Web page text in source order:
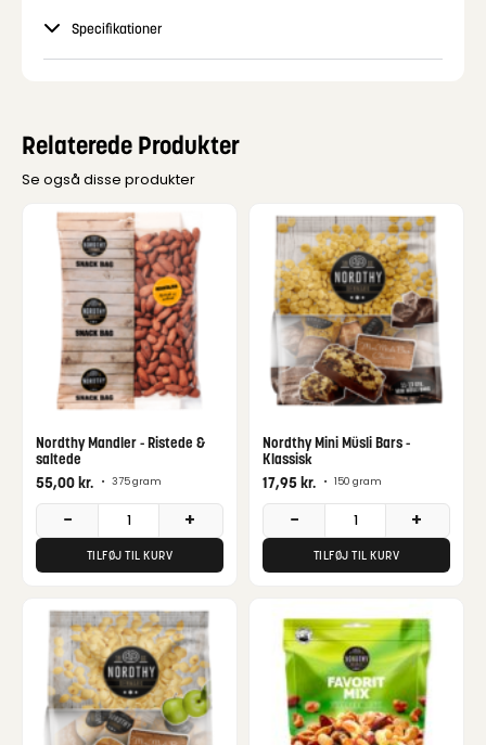
Specifikationer
Relaterede Produkter
Se også disse produkter
Nordthy Mandler - Ristede &
saltede
55,00kr. • 375 gram
− +
TILFØJ TIL KURV
Nordthy Mini Müsli Bars -
Klassisk
17,95kr. • 150 gram
− +
TILFØJ TIL KURV